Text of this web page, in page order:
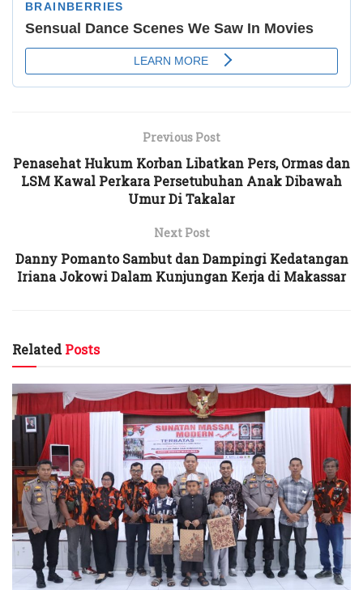
Previous Post
Penasehat Hukum Korban Libatkan Pers, Ormas dan
LSM Kawal Perkara Persetubuhan Anak Dibawah
Umur Di Takalar
Next Post
Danny Pomanto Sambut dan Dampingi Kedatangan
Iriana Jokowi Dalam Kunjungan Kerja di Makassar
RelatedPosts